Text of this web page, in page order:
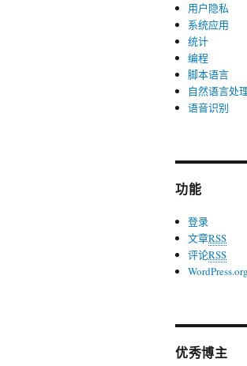
用户隐私
系统应用
统计
编程
脚本语言
自然语言处
语音识别
功能
登录
文章RSS
评论RSS
WordPress.org
优秀博主